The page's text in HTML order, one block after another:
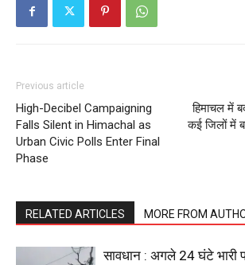
About
Contact us
Subscription Plans
My account
Previous article
High-Decibel Campaigning
Falls Silent in Himachal as
Urban Civic Polls Enter Final
Phase
हिमाचल में
कई जिलों में
RELATED ARTICLES MORE FROM
सावधान : अगले 24 घंटे